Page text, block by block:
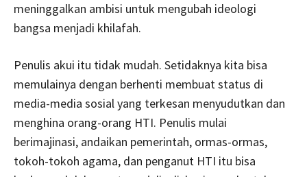
meninggalkan ambisi untuk mengubah ideologi
bangsa menjadi khilafah.
Penulis akui itu tidak mudah. Setidaknya kita bisa
memulainya dengan berhenti membuat status di
media-media sosial yang terkesan menyudutkan dan
menghina orang-orang HTI. Penulis mulai
berimajinasi, andaikan pemerintah, ormas-ormas,
tokoh-tokoh agama, dan penganut HTI itu bisa